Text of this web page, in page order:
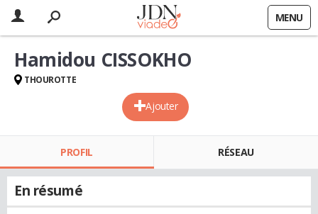
MENU
Ajouter
Hamidou CISSOKHO
THOUROTTE
PROFIL RÉSEAU
En résumé